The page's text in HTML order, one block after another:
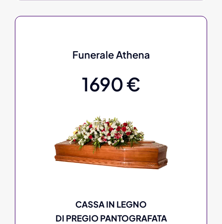
Funerale Athena
1690 €
CASSA IN LEGNO
DI PREGIO PANTOGRAFATA